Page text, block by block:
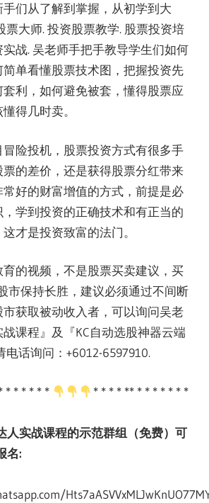
们从了解到掌握，从初学到大
票大师. 投资股票教学. 股票投资培
战. 吴老师手把手教导学生们如何
单看懂股票技术图，把握投资先
利，如何避免被套，懂得股票应
得几时卖。
险投机，股票投资方式有很多手
的差价，还是获得股票分红带来
好的财富增值的方式，前提是必
学到投资的正确技术和有正当的
才是投资致富的法门。
的视频，不是股票买卖建议，买
市保持长胜，建议必须通过不间断
获取被动收入者，可以询问吴老
课程』及『KC自动选股神器云端
电话询问：+6012-6597910.
* * * * * *
* * * * ** * * * * * * *
人实战课程的示范群组（免费）可
名: